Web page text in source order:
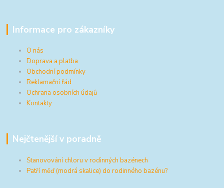
Informace pro zákazníky
O nás
Doprava a platba
Obchodní podmínky
Reklamační řád
Ochrana osobních údajů
Kontakty
Nejčtenější v poradně
Stanovování chloru v rodinných bazénech
Patří měď (modrá skalice) do rodinného bazénu?